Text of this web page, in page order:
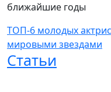
ближайшие годы
ТОП-6 молодых
мировыми звездами
Статьи